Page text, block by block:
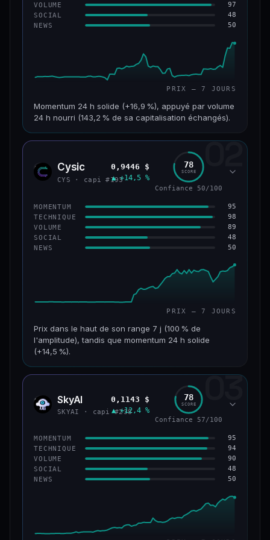
VOLUME 97
SOCIAL 48
NEWS 50
PRIX — 7 JOURS
Momentum 24 h solide (+16,9 %), appuyé par volume
24 h nourri (143,2 % de sa capitalisation échangés).
CAP. MARCHÉ VOLUME 24 H
VAR. 7 J VAR. 30 J
−10,2 %
VS ATH
−42,1 %
CONFIANCE 43/100
02
CYS Cysic
CYS · capi #193
0,9446 $
▲ +14,5 %
78
SCORE
Confiance 50/100
MOMENTUM 95
TECHNIQUE 98
VOLUME 89
SOCIAL 48
NEWS 50
PRIX — 7 JOURS
Prix dans le haut de son range 7 j (100 % de
l'amplitude), tandis que momentum 24 h solide
(+14,5 %).
CAP. MARCHÉ VOLUME 24 H
VAR. 7 J VAR. 30 J
+211,4 %
VS ATH
−3,2 % #193
CONFIANCE 50/100
03
SKYA SkyAI
SKYAI · capi #238
0,1143 $
▲ +12,4 %
78
SCORE
Confiance 57/100
MOMENTUM 95
TECHNIQUE 94
VOLUME 90
SOCIAL 48
NEWS 50